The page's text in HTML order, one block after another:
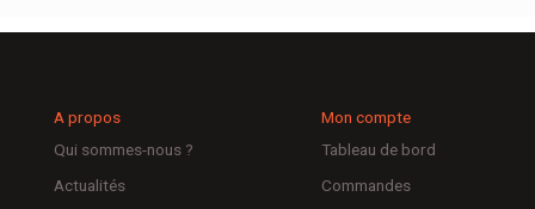
A propos
Qui sommes-nous ?
Actualités
Mon compte
Tableau de bord
Commandes